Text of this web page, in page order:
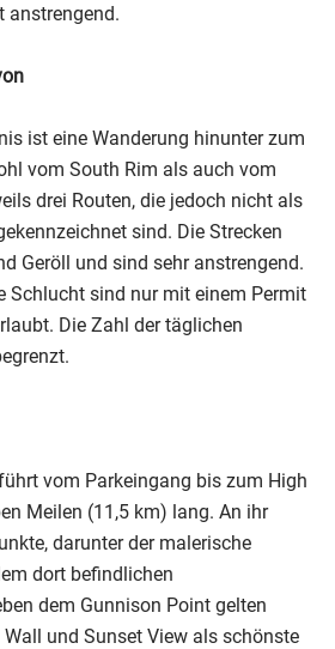
anstrengend.
ist eine Wanderung hinunter zum
vom South Rim als auch vom
drei Routen, die jedoch nicht als
sind. Die Strecken
Geröll und sind sehr anstrengend.
Schlucht sind nur mit einem Permit
Die Zahl der täglichen
vom Parkeingang bis zum High
Meilen (11,5 km) lang. An ihr
darunter der malerische
dort befindlichen
dem Gunnison Point gelten
Wall und Sunset View als schönste